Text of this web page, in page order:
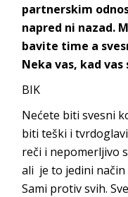
partnerskim
napred ni nazad.
bavite time a
Neka vas, kad
BIK
Nećete biti svesni
biti teški i
reči i nepomerljivo
ali je to jedini
Sami protiv svih.